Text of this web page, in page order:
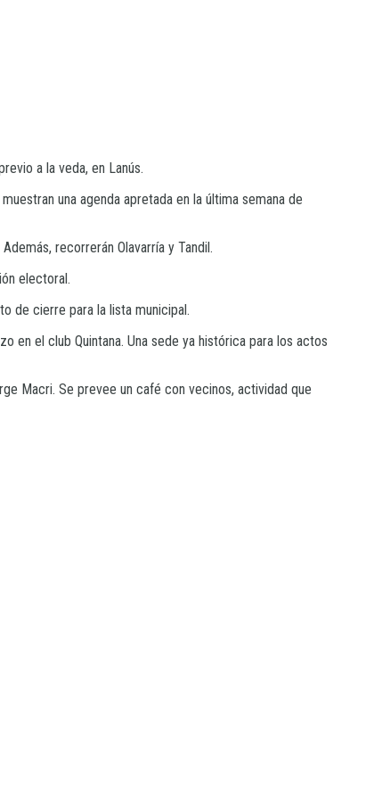
a la veda, en Lanús.
una agenda apretada en la última semana de
recorrerán Olavarría y Tandil.
electoral.
de cierre para la lista municipal.
en el club Quintana. Una sede ya histórica para los actos
Macri. Se prevee un café con vecinos, actividad que